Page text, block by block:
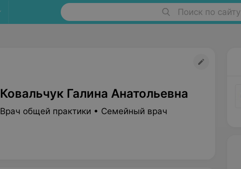
Поиск по сайту
Ковальчук Галина Анатольевна
Врач общей практики • Семейный врач